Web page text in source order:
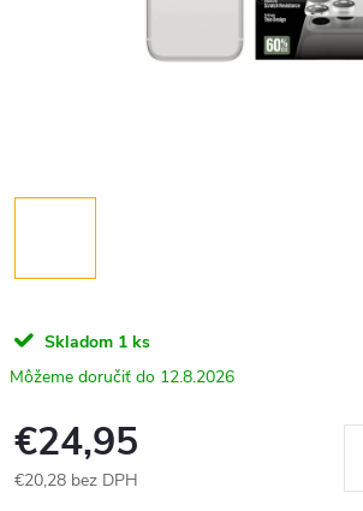
Skladom 1 ks
12.8.2026
€24,95
€20,28 bez DPH